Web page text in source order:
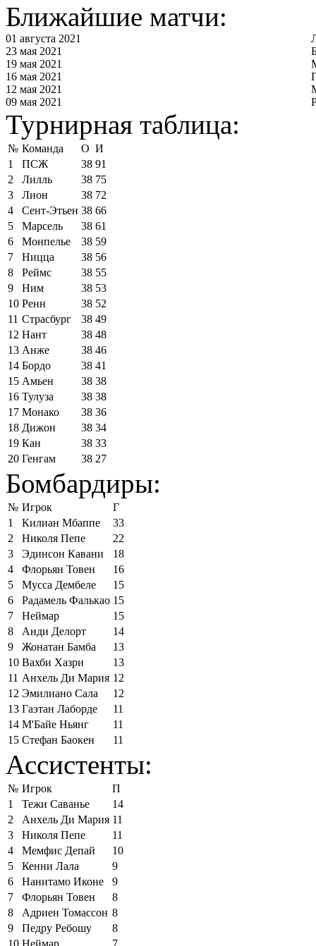
Ближайшие матчи:
01 августа 2021
23 мая 2021
19 мая 2021
16 мая 2021
12 мая 2021
09 мая 2021
Турнирная таблица:
№ Команда О И
1
ПСЖ 38 91
2
Лилль 38 75
3
Лион 38 72
4
Сент-Этьен 38 66
5
Марсель 38 61
6
Монпелье 38 59
7
Ницца 38 56
8
Реймс 38 55
9
Ним 38 53
10 Ренн 38 52
11 Страсбург 38 49
12 Нант 38 48
13 Анже 38 46
14 Бордо 38 41
15 Амьен 38 38
16 Тулуза 38 38
17 Монако 38 36
18 Дижон 38 34
19 Кан 38 33
20 Генгам 38 27
Бомбардиры:
№ Игрок
Г
1
Килиан Мбаппе
33
2
Николя Пепе
22
3
Эдинсон Кавани
18
4
Флорьян Товен
16
5
Мусса Дембеле
15
6
Радамель Фалькао 15
7
Неймар
15
8
Анди Делорт
14
9
Жонатан Бамба
13
10 Вахби Хазри
13
11 Анхель Ди Мария 12
12 Эмилиано Сала
12
13 Гаэтан Лаборде
11
14 М'Байе Ньянг
11
15 Стефан Баокен 11
Ассистенты:
№ Игрок
П
1
Тежи Саванье
14
2
Анхель Ди Мария 11
3
Николя Пепе
11
4
Мемфис Депай
10
5
Кенни Лала
9
6
Нанитамо Иконе
9
7
Флорьян Товен
8
8
Адриен Томассон 8
9
Педру Ребошу
8
10 Неймар 7